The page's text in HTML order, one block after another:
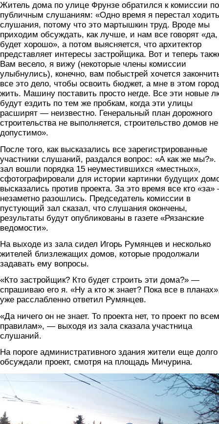
Житель дома по улице Фрунзе обратился к комиссии по
публичным слушаниям: «Одно время я перестал
слушания, потому что это мартышкин труд. Вроде мы
приходим обсуждать, как лучше, и нам все говорят «да,
будет хорошо», а потом выясняется, что архитектор
представляет интересы застройщика. Вот и теперь
Вам весело, я вижу (некоторые члены комиссии
улыбнулись), конечно, вам побыстрей хочется
все это дело, чтобы освоить бюджет, а мне в этом
жить. Машину поставить просто негде. Все эти новые
будут ездить по тем же пробкам, когда эти улицы
расширят — неизвестно. Генеральный план дорожного
строительства не выполняется, строительство домов не
допустимо».
После того, как высказались все зарегистрированные
участники слушаний, раздался вопрос: «А как же мы?».
зал вошли порядка 15 неуместившихся «местных»,
сфотографировали для истории картинки будущих
высказались против проекта. За это время все кто
незаметно разошлись. Председатель комиссии в
пустующий зал сказал, что слушания окончены,
результаты будут опубликованы в газете «Рязанские
ведомости».
На выходе из зала сидел Игорь Румянцев и несколько
жителей близлежащих домов, которые продолжали
задавать ему вопросы.
«Кто застройщик? Кто будет строить эти дома?» —
спрашиваю его я. «Ну а кто ж знает? Пока все в
уже расслабленно ответил Румянцев.
«Да ничего он не знает. То проекта нет, то проект по всем
правилам», — выходя из зала сказала участница
слушаний.
На пороге административного здания жители еще долго
обсуждали проект, смотря на площадь Мичурина.
img_20180322_190345.jpg